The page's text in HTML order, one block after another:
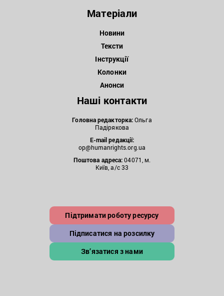
Матеріали
Новини
Тексти
Інструкції
Колонки
Анонси
Наші контакти
Головна редакторка:Ольга
Падірякова
E-mail редакції:
op@humanrights.org.ua
Поштова адреса:04071, м.
Київ, а/с 33
Підтримати роботу ресурсу
Підписатися на розсилку
Зв’язатися з нами